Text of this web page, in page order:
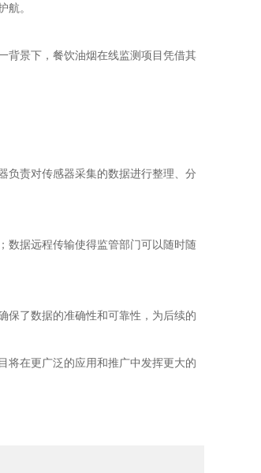
航。
景下，餐饮油烟在线监测项目凭借其
责对传感器采集的数据进行整理、分
据远程传输使得监管部门可以随时随
了数据的准确性和可靠性，为后续的
在更广泛的应用和推广中发挥更大的